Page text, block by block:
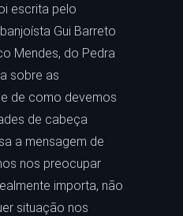
escrita pelo
Gui Barreto
Mendes, do Pedra
sobre as
de como devemos
de cabeça
a mensagem de
nos preocupar
importa, não
situação nos